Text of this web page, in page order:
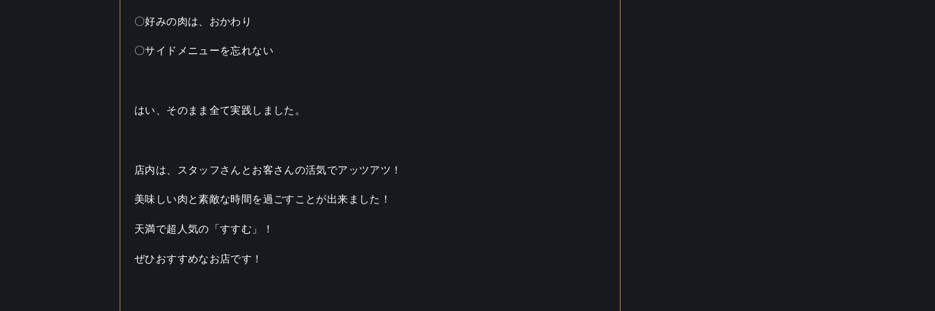
〇好みの肉は、おかわり
〇サイドメニューを忘れない
はい、そのまま全て実践しました。
店内は、スタッフさんとお客さんの活気でアッツアツ！
美味しい肉と素敵な時間を過ごすことが出来ました！
天満で超人気の「すすむ」！
ぜひおすすめなお店です！